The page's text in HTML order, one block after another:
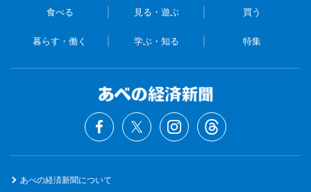
食べる 見る・遊ぶ 買う
暮らす・働く 学ぶ・知る 特集
あべの経済新聞について